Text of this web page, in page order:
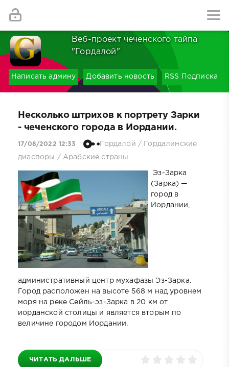
Веб-проект чеченского тайпа
"Гордалой"
Написать админу Добавить новость RSS Подписка
Несколько штрихов к портрету Зарки
- чеченского города в Иордании.
17/08/2022 12:33 Гордалой / Гордалинские
диаспоры / Арабские страны
Эз-Зарка
(Зарка) —
город в
Иордании,
административный центр мухафазы Эз-Зарка.
Город расположен на высоте 568 м над уровнем
моря на реке Сейль-эз-Зарка в 20 км от
иорданской столицы и является вторым по
величине городом Иордании.
ЧИТАТЬ ДАЛЬШЕ